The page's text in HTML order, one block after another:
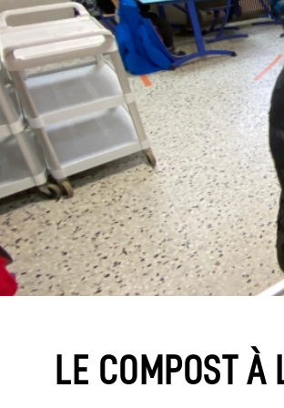
LE COMPOST À